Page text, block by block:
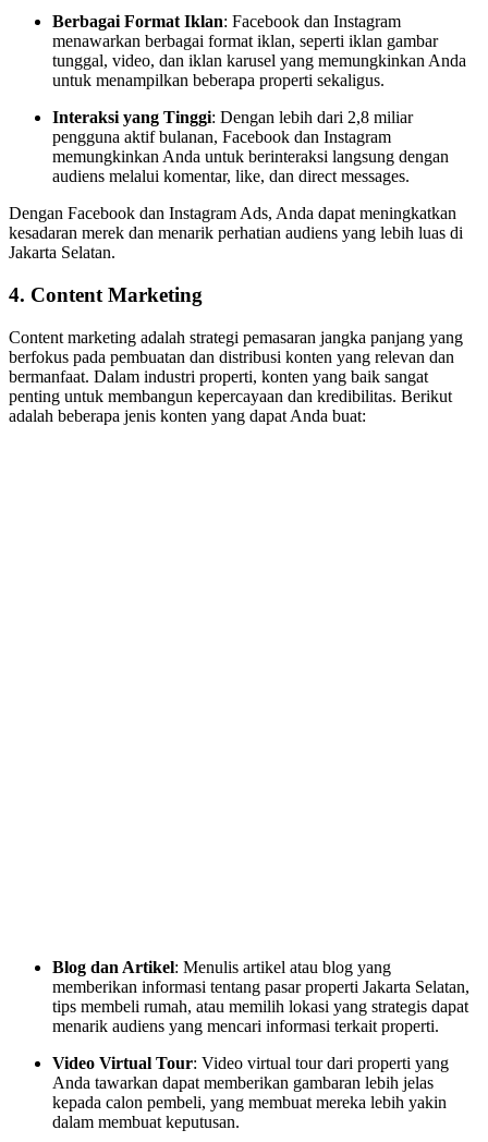
Berbagai Format Iklan: Facebook dan Instagram
menawarkan berbagai format iklan, seperti iklan gambar
tunggal, video, dan iklan karusel yang memungkinkan Anda
untuk menampilkan beberapa properti sekaligus.
Interaksi yang Tinggi: Dengan lebih dari 2,8 miliar
pengguna aktif bulanan, Facebook dan Instagram
memungkinkan Anda untuk berinteraksi langsung dengan
audiens melalui komentar, like, dan direct messages.
Dengan Facebook dan Instagram Ads, Anda dapat meningkatkan
kesadaran merek dan menarik perhatian audiens yang lebih luas di
Jakarta Selatan.
4. Content Marketing
Content marketing adalah strategi pemasaran jangka panjang yang
berfokus pada pembuatan dan distribusi konten yang relevan dan
bermanfaat. Dalam industri properti, konten yang baik sangat
penting untuk membangun kepercayaan dan kredibilitas. Berikut
adalah beberapa jenis konten yang dapat Anda buat:
Blog dan Artikel: Menulis artikel atau blog yang
memberikan informasi tentang pasar properti Jakarta Selatan,
tips membeli rumah, atau memilih lokasi yang strategis dapat
menarik audiens yang mencari informasi terkait properti.
Video Virtual Tour: Video virtual tour dari properti yang
Anda tawarkan dapat memberikan gambaran lebih jelas
kepada calon pembeli, yang membuat mereka lebih yakin
dalam membuat keputusan.